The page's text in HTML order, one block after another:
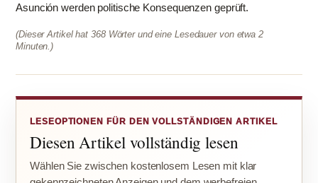
Asunción werden politische Konsequenzen geprüft.
(Dieser Artikel hat 368 Wörter und eine Lesedauer von etwa 2
Minuten.)
LESEOPTIONEN FÜR DEN VOLLSTÄNDIGEN ARTIKEL
Diesen Artikel vollständig lesen
Wählen Sie zwischen kostenlosem Lesen mit klar